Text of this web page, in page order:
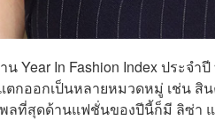
Year In Fashion Index ประจำ
ตกออกเป็นหลายหมวดหมู่ เช่น สิ
ที่สุดด้านแฟชั่นของปีนี้ก็มี ลิซ่า แ